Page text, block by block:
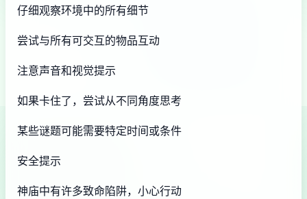
仔细观察环境中的所有细节
尝试与所有可交互的物品互动
注意声音和视觉提示
如果卡住了，尝试从不同角度思考
某些谜题可能需要特定时间或条件
安全提示
神庙中有许多致命陷阱，小心行动